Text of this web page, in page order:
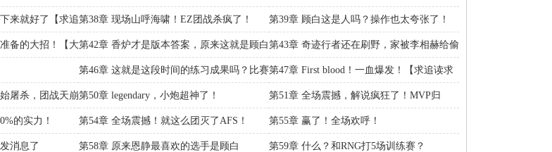
【求追读求月票】 追读求月票】
来就好了【求追第38章 现场山呼海啸！EZ团战杀疯了！
【求追读求月票】
第39章 顾白这是人吗？操作也太夸张了！
【求追读求月票】
备的大招！【大第42章 香炉才是版本答案，原来这就是顾白
准备的大招
第43章 奇迹行者还在刷野，家被李相赫给偷
了！
第46章 这就是这段时间的练习成果吗？比赛
要开始了！
第47章 First blood！一血爆发！【求追读求
月票】
屠杀，团战天崩第50章 legendary，小炮超神了！ 第51章 全场震撼，解说疯狂了！MVP归
属！
的实力！ 第54章 全场震撼！就这么团灭了AFS！ 第55章 赢了！全场欢呼！
消息了 第58章 原来恩静最喜欢的选手是顾白 第59章 什么？和RNG打5场训练赛？